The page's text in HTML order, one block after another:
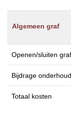
Algemeen graf
Openen/sluiten graf
Bijdrage
Totaal kosten